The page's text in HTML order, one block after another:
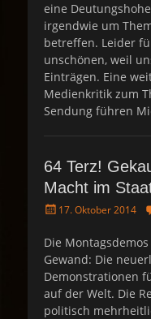
e
d
o
n
eine
irgendwie um
betreffen. Leider
unschönen, weil
Einträgen. Eine
Medienkritik zum
Sendung führen
64 Terz!
Macht im
P
s
t
e
d
o
n
17. Oktober 2014
Die
Gewand: Die
Demonstrationen
auf der Welt. Die
politisch